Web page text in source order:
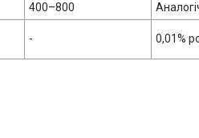
400–800
- 0,01%